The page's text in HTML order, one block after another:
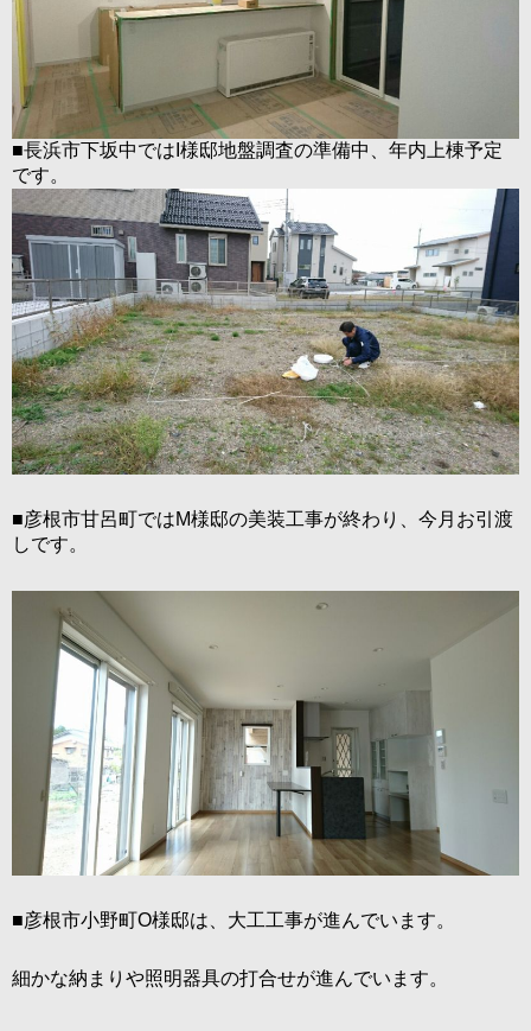
■長浜市下坂中ではI様邸地盤調査の準備中、年内上棟予定
です。
■彦根市甘呂町ではM様邸の美装工事が終わり、今月お引渡
しです。
■彦根市小野町O様邸は、大工工事が進んでいます。
細かな納まりや照明器具の打合せが進んでいます。